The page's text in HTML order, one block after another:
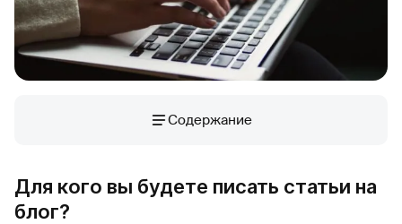
Содержание
Для кого вы будете писать статьи на
блог?